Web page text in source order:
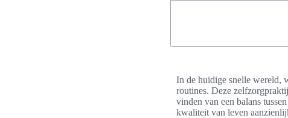
In de huidige snelle wereld,
routines. Deze
vinden van een balans
kwaliteit van leven